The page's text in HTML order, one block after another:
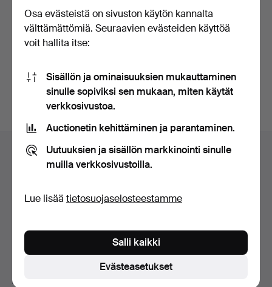
tai kirjaudu Facebookiin täällä
Apua ja yhteystiedot
Ota yhteyttä tekniseen tukeen
Maksuvaihtoehdot
Sosiaaliset mediat
Auctionet -sivustosta
Osa evästeistä on sivuston käytön kannalta
välttämättömiä. Seuraavien evästeiden käyttöä
voit hallita itse:
Sisällön ja ominaisuuksien mukauttaminen
sinulle sopiviksi sen mukaan, miten käytät
verkkosivustoa.
Auctionetin kehittäminen ja parantaminen.
Uutuuksien ja sisällön markkinointi sinulle
muilla verkkosivustoilla.
Lue lisää tietosuojaselosteestamme
Evästeasetukset
Salli kaikki